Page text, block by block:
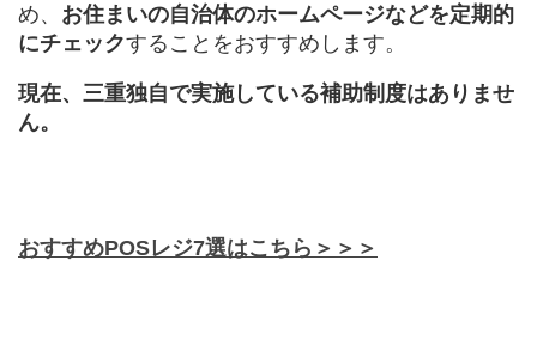
め、 お住まいの自治体のホームページなどを定期的
にチェックすることをおすすめします。
現在、三重独自で実施している補助制度はありませ
ん。
おすすめPOSレジ7選はこちら＞＞＞